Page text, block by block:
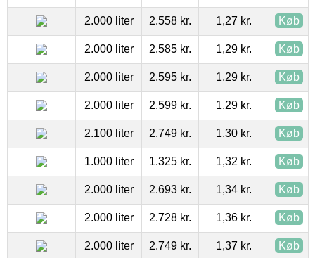
2.000 liter 2.558 kr. 1,27 kr. Køb
2.000 liter 2.585 kr. 1,29 kr. Køb
2.000 liter 2.595 kr. 1,29 kr. Køb
2.000 liter 2.599 kr. 1,29 kr. Køb
2.100 liter 2.749 kr. 1,30 kr. Køb
1.000 liter 1.325 kr. 1,32 kr. Køb
2.000 liter 2.693 kr. 1,34 kr. Køb
2.000 liter 2.728 kr. 1,36 kr. Køb
2.000 liter 2.749 kr. 1,37 kr. Køb